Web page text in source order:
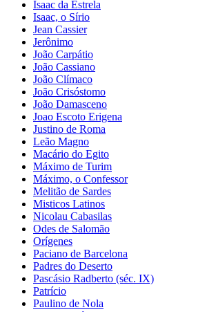
Isaac da Estrela
Isaac, o Sírio
Jean Cassier
Jerônimo
João Carpátio
João Cassiano
João Clímaco
João Crisóstomo
João Damasceno
Joao Escoto Erigena
Justino de Roma
Leão Magno
Macário do Egito
Máximo de Turim
Máximo, o Confessor
Melitão de Sardes
Misticos Latinos
Nicolau Cabasilas
Odes de Salomão
Orígenes
Paciano de Barcelona
Padres do Deserto
Pascásio Radberto (séc. IX)
Patrício
Paulino de Nola